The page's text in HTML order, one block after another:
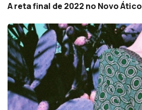
A reta final de 2022 no Novo Ático